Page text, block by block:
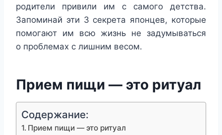
родители привили им с самого детства.
Запоминай эти 3 секрета японцев, которые
помогают им всю жизнь не задумываться
о проблемах с лишним весом.
Прием пищи — это ритуал
Содержание:
Прием пищи — это ритуал